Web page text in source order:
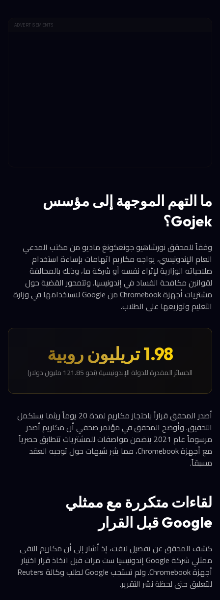
ADVERTISEMENTS
ما التهم الموجهة إلى مؤسس
Gojek؟
وفقاً للمحقق نورشاهيو جونغكونغ ماديو من مكتب المدعي
العام الإندونيسي، يواجه مكاريم اتهامات بإساءة استخدام
صلاحياته الوزارية لإثراء نفسه أو شركة ما، وذلك بالمخالفة
لقوانين مكافحة الفساد في إندونيسيا. وتتمحور القضية حول
مشتريات أجهزة Chromebook من Google لاستخدامها في وزارة
التعليم وتوزيعها على الطلاب.
1.98 تريليون روبية
الخسائر المقدرة للدولة الإندونيسية (نحو 121.85 مليون دولار)
أصدر المحقق قراراً باحتجاز مكاريم لمدة 20 يوماً ريثما يستكمل
التحقيق. وأوضح المحقق في مؤتمر صحفي أن مكاريم أصدر
مرسوماً عام 2021 يتضمن مواصفات للمشتريات تتطابق حصرياً
مع أجهزة Chromebook، مما يثير شبهات حول توجيه العقد
مسبقاً.
لقاءات متكررة مع ممثلي
Google قبل القرار
كشف المحقق عن تفصيل لافت، إذ أشار إلى أن مكاريم التقى
ممثلي شركة Google إندونيسيا ست مرات قبل اتخاذ قرار اختيار
أجهزة Chromebook. ولم تستجب Google لطلب وكالة Reuters
للتعليق حتى لحظة نشر التقرير.